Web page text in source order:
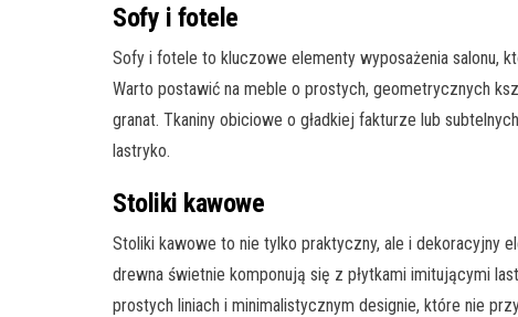
Sofy i fotele
Sofy i fotele to kluczowe elementy wyposażenia salonu,
Warto postawić na meble o prostych, geometrycznych
granat. Tkaniny obiciowe o gładkiej fakturze lub
lastryko.
Stoliki kawowe
Stoliki kawowe to nie tylko praktyczny, ale i dekoracyjny
drewna świetnie komponują się z płytkami imitującymi
prostych liniach i minimalistycznym designie, które nie